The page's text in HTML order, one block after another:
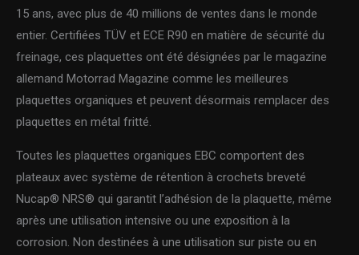
15 ans, avec plus de 40 millions de ventes dans le monde
entier. Certifiées TÜV et ECE R90 en matière de sécurité du
freinage, ces plaquettes ont été désignées par le magazine
allemand Motorrad Magazine comme les meilleures
plaquettes organiques et peuvent désormais remplacer des
plaquettes en métal fritté.
Toutes les plaquettes organiques EBC comportent des
plateaux avec système de rétention à crochets breveté
Nucap® NRS® qui garantit l’adhésion de la plaquette, même
après une utilisation intensive ou une exposition à la
corrosion. Non destinées à une utilisation sur piste ou en